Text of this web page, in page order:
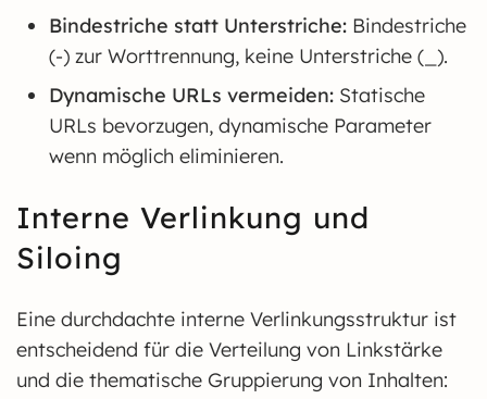
Bindestriche statt Unterstriche: Bindestriche
(-) zur Worttrennung, keine Unterstriche (_).
Dynamische URLs vermeiden: Statische
URLs bevorzugen, dynamische Parameter
wenn möglich eliminieren.
Interne Verlinkung und
Siloing
Eine durchdachte interne Verlinkungsstruktur ist
entscheidend für die Verteilung von Linkstärke
und die thematische Gruppierung von Inhalten: